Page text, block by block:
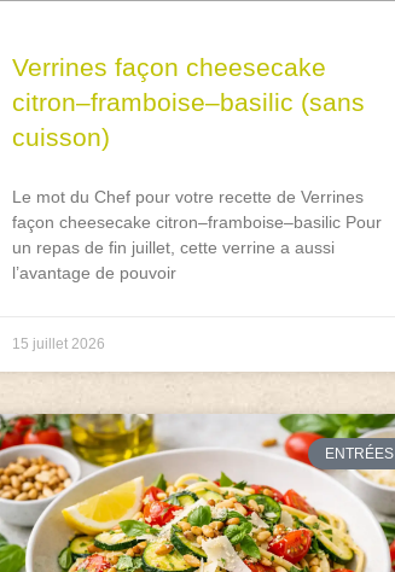
Verrines façon cheesecake
citron–framboise–basilic (sans
cuisson)
Le mot du Chef pour votre recette de Verrines
façon cheesecake citron–framboise–basilic Pour
un repas de fin juillet, cette verrine a aussi
l’avantage de pouvoir
15 juillet 2026
ENTRÉES